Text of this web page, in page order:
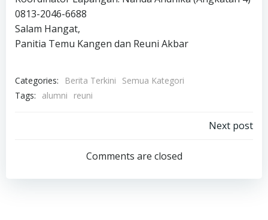
0813-2046-6688
Salam Hangat,
Panitia Temu Kangen dan Reuni Akbar
Categories: Berita Terkini
Semua Kategori
Tags:
alumni reuni
navigation
Next post
Comments are closed